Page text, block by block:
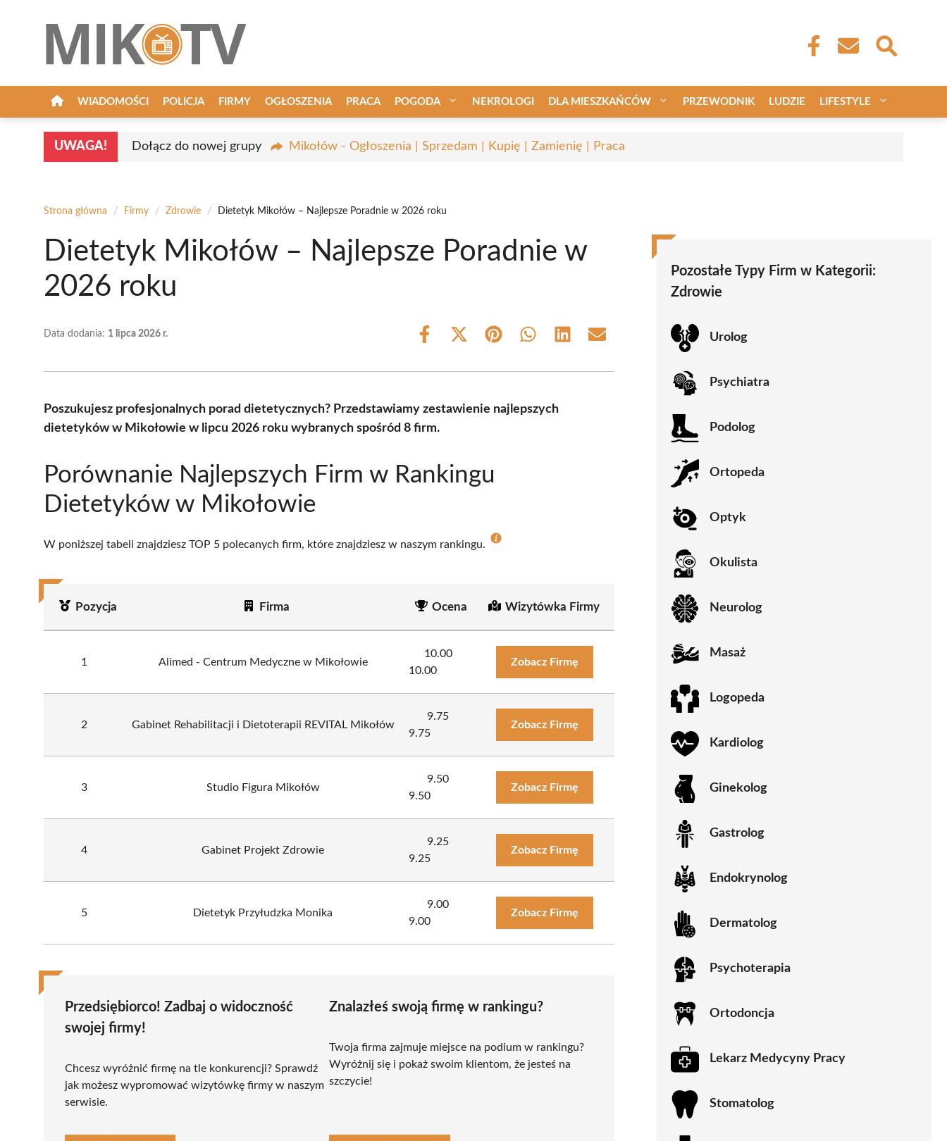
WIADOMOŚCI POLICJA FIRMY OGŁOSZENIA PRACA POGODA NEKROLOGI DLA MIESZKAŃCÓW PRZEWODNIK LUDZIE LIFESTYLE
UWAGA! Dołącz do nowej grupy Mikołów - Ogłoszenia | Sprzedam | Kupię | Zamienię | Praca
Strona główna / Firmy / Zdrowie / Dietetyk Mikołów – Najlepsze Poradnie w 2026 roku
Dietetyk Mikołów – Najlepsze Poradnie w
2026 roku
Data dodania: 1 lipca 2026 r.
Share
Share
(Twitter)
Share Share Share Share
Poszukujesz profesjonalnych porad dietetycznych? Przedstawiamy zestawienie najlepszych
dietetyków w Mikołowie w lipcu 2026 roku wybranych spośród 8 firm.
Porównanie Najlepszych Firm w Rankingu
Dietetyków w Mikołowie
W poniższej tabeli znajdziesz TOP 5 polecanych firm, które znajdziesz w naszym rankingu.
Pozycja Firma Ocena Wizytówka Firmy
1 Alimed - Centrum Medyczne w Mikołowie
10.00
10.00
Zobacz Firmę
2 Gabinet Rehabilitacji i Dietoterapii REVITAL Mikołów
9.75
9.75
Zobacz Firmę
3 Studio Figura Mikołów
9.50
9.50
Zobacz Firmę
4 Gabinet Projekt Zdrowie
9.25
9.25
Zobacz Firmę
5 Dietetyk Przyłudzka Monika
9.00
9.00
Zobacz Firmę
Przedsiębiorco! Zadbaj o widoczność
swojej firmy!
Chcesz wyróżnić firmę na tle konkurencji? Sprawdź
jak możesz wypromować wizytówkę firmy w naszym
serwisie.
Znalazłeś swoją firmę w rankingu?
Twoja firma zajmuje miejsce na podium w rankingu?
Wyróżnij się i pokaż swoim klientom, że jesteś na
szczycie!
Pozostałe Typy Firm w Kategorii:
Zdrowie
Urolog
Psychiatra
Podolog
Ortopeda
Optyk
Okulista
Neurolog
Masaż
Logopeda
Kardiolog
Ginekolog
Gastrolog
Endokrynolog
Dermatolog
Psychoterapia
Ortodoncja
Lekarz Medycyny Pracy
Stomatolog